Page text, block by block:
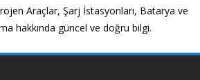
Araçlar, Şarj İstasyonları, Batarya ve
hakkında güncel ve doğru bilgi.